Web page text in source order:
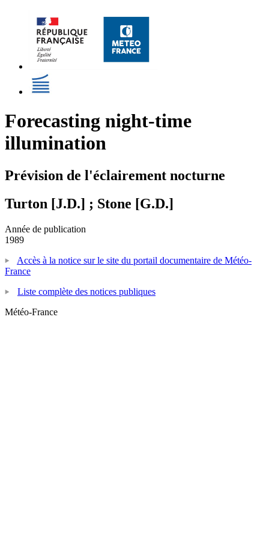
Forecasting night-time
illumination
Prévision de l'éclairement nocturne
Turton [J.D.] ; Stone [G.D.]
Année de publication
1989
Accès à la notice sur le site du portail documentaire de Météo-
France
Liste complète des notices publiques
Météo-France